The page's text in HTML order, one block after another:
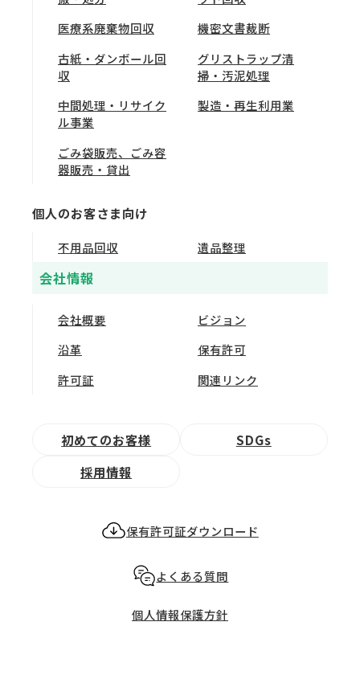
医療系廃棄物回収
機密文書裁断
古紙・ダンボール回
収
グリストラップ清
掃・汚泥処理
中間処理・リサイク
ル事業
製造・再生利用業
ごみ袋販売、ごみ容
器販売・貸出
個人のお客さま向け
不用品回収 遺品整理
会社情報
会社概要
ビジョン
沿革
保有許可
許可証
関連リンク
初めてのお客様
SDGs
採用情報
保有許可証ダウンロード
よくある質問
個人情報保護方針